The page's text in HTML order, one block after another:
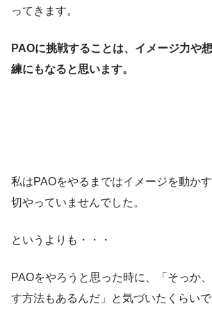
ってきます。
PAOに挑戦することは、イメージ力や
練にもなると思います。
私はPAOをやるまではイメージを動か
切やっていませんでした。
というよりも・・・
PAOをやろうと思った時に、「そっか
す方法もあるんだ」と気づいたくらい